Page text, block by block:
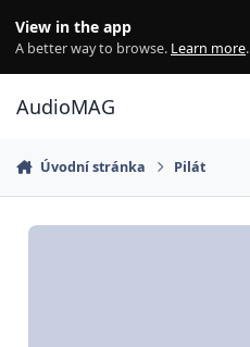
View in the app
A better way to browse. Learn more.
AudioMAG
Úvodní stránka Pilát